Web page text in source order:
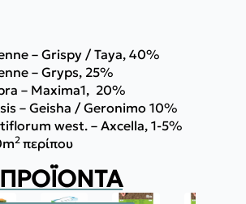
– Grispy / Taya, 40%
– Gryps, 25%
– Maxima1, 20%
– Geisha / Geronimo 10%
west. – Axcella, 1-5%
2 περίπου